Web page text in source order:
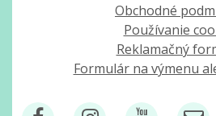
Obchodné
Používanie
Reklamačný
Formulár na výmenu